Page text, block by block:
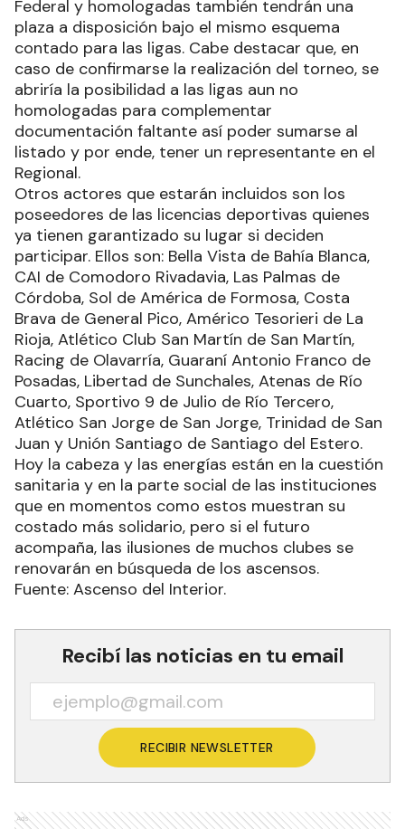
Federal y homologadas también tendrán una
plaza a disposición bajo el mismo esquema
contado para las ligas. Cabe destacar que, en
caso de confirmarse la realización del torneo, se
abriría la posibilidad a las ligas aun no
homologadas para complementar
documentación faltante así poder sumarse al
listado y por ende, tener un representante en el
Regional.
Otros actores que estarán incluidos son los
poseedores de las licencias deportivas quienes
ya tienen garantizado su lugar si deciden
participar. Ellos son: Bella Vista de Bahía Blanca,
CAI de Comodoro Rivadavia, Las Palmas de
Córdoba, Sol de América de Formosa, Costa
Brava de General Pico, Américo Tesorieri de La
Rioja, Atlético Club San Martín de San Martín,
Racing de Olavarría, Guaraní Antonio Franco de
Posadas, Libertad de Sunchales, Atenas de Río
Cuarto, Sportivo 9 de Julio de Río Tercero,
Atlético San Jorge de San Jorge, Trinidad de San
Juan y Unión Santiago de Santiago del Estero.
Hoy la cabeza y las energías están en la cuestión
sanitaria y en la parte social de las instituciones
que en momentos como estos muestran su
costado más solidario, pero si el futuro
acompaña, las ilusiones de muchos clubes se
renovarán en búsqueda de los ascensos.
Fuente: Ascenso del Interior.
Recibí las noticias en tu email
RECIBIR NEWSLETTER
Ads